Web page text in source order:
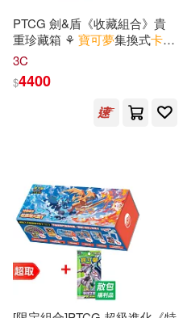
PTCG 劍&盾《收藏組合》貴
重珍藏箱 ⚘ 寶可夢集換式卡牌
遊戲 ⚘
3C
$4400